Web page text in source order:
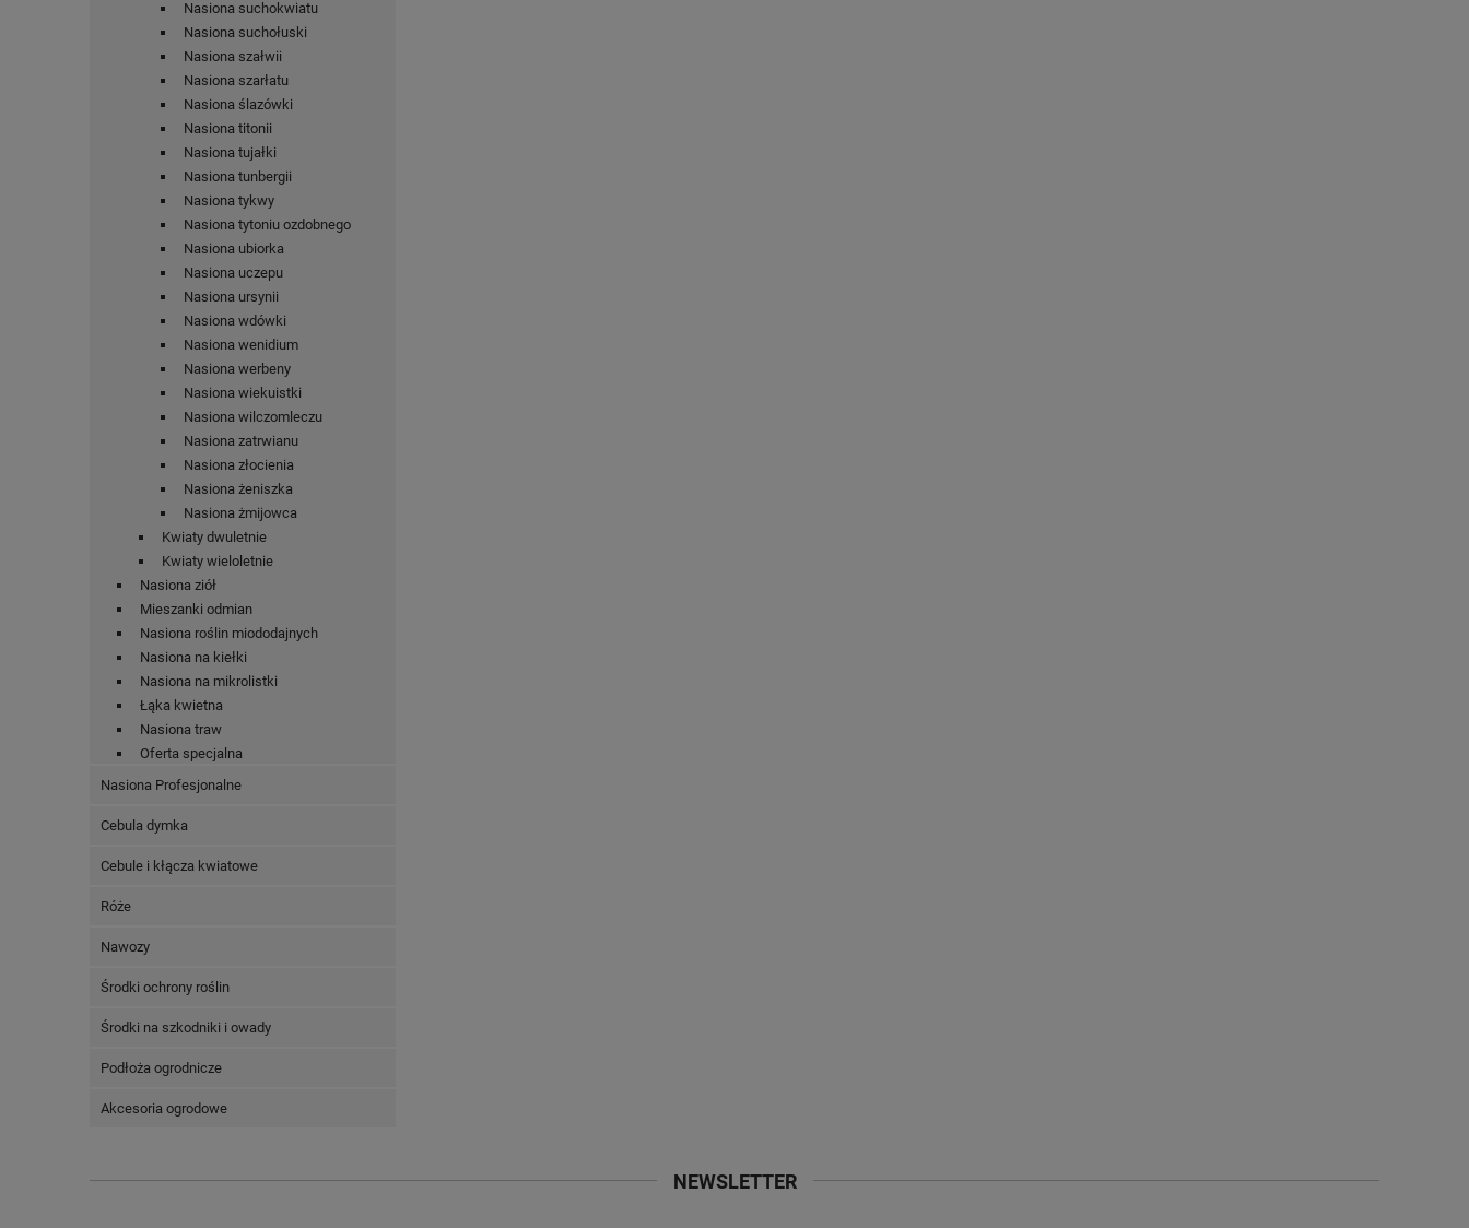
Nasiona suchokwiatu
Nasiona suchołuski
Nasiona szałwii
Nasiona szarłatu
Nasiona ślazówki
Nasiona titonii
Nasiona tujałki
Nasiona tunbergii
Nasiona tykwy
Nasiona tytoniu ozdobnego
Nasiona ubiorka
Nasiona uczepu
Nasiona ursynii
Nasiona wdówki
Nasiona wenidium
Nasiona werbeny
Nasiona wiekuistki
Nasiona wilczomleczu
Nasiona zatrwianu
Nasiona złocienia
Nasiona żeniszka
Nasiona żmijowca
Kwiaty dwuletnie
Kwiaty wieloletnie
Nasiona ziół
Mieszanki odmian
Nasiona roślin miododajnych
Nasiona na kiełki
Nasiona na mikrolistki
Łąka kwietna
Nasiona traw
Oferta specjalna
Nasiona Profesjonalne
Cebula dymka
Cebule i kłącza kwiatowe
Róże
Nawozy
Środki ochrony roślin
Środki na szkodniki i owady
Podłoża ogrodnicze
Akcesoria ogrodowe
NEWSLETTER